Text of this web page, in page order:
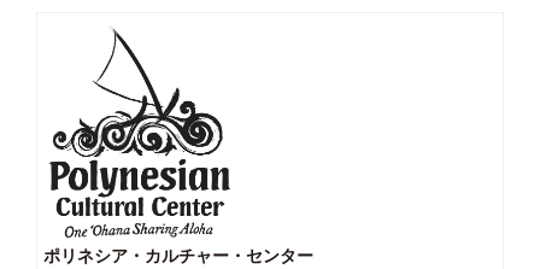
ポリネシア・カルチャー・センター